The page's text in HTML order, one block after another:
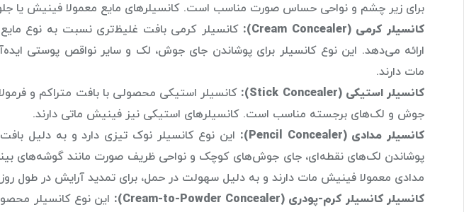
برای زیر چشم و نواحی حساس صورت مناسب است. کانسیلرهای مایع معمولا فینیش یا
کانسیلر کرمی (Cream Concealer):
کانسیلر کرمی بافت غلیظ‌تری نسبت به نوع
ارائه می‌دهد. این نوع کانسیلر برای پوشاندن جای جوش، لک و سایر نواقص پوستی
مات دارند.
کانسیلر استیکی (Stick Concealer):
کانسیلر استیکی محصولی با بافت متراکم و
جوش و لک‌های برجسته مناسب است. کانسیلرهای استیکی نیز فینیش ماتی دارند.
کانسیلر مدادی (Pencil Concealer):
این نوع کانسیلر نوک تیزی دارد و به دلیل بافت
پوشاندن لک‌های نقطه‌ای، جای جوش‌های کوچک و نواحی ظریف صورت مانند گوشه‌های
مدادی معمولا فینیش مات دارند و به دلیل سهولت در حمل، برای تمدید آرایش در طول
کانسیلر کانسیلر کرم-پودری (Cream-to-Powder Concealer):
این نوع کانسیلر